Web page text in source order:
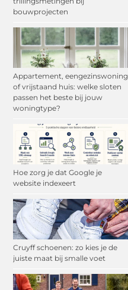
bouwprojecten
Appartement, eengezinswoning
of vrijstaand huis: welke sloten
passen het beste bij jouw
woningtype?
Hoe zorg je dat Google je
website indexeert
Cruyff schoenen: zo kies je de
juiste maat bij smalle voet